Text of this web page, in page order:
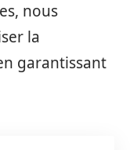
nous
la
garantissant